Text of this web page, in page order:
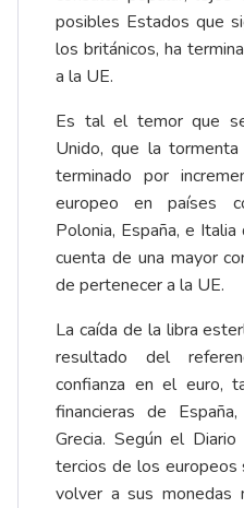
posibles Estados que
los británicos, ha
a la UE.
Es tal el temor que
Unido, que la
terminado por
europeo en países
Polonia, España, e
cuenta de una mayor
de pertenecer a la UE.
La caída de la libra
resultado del
confianza en el euro,
financieras de
Grecia. Según el
tercios de los europeos
volver a sus monedas